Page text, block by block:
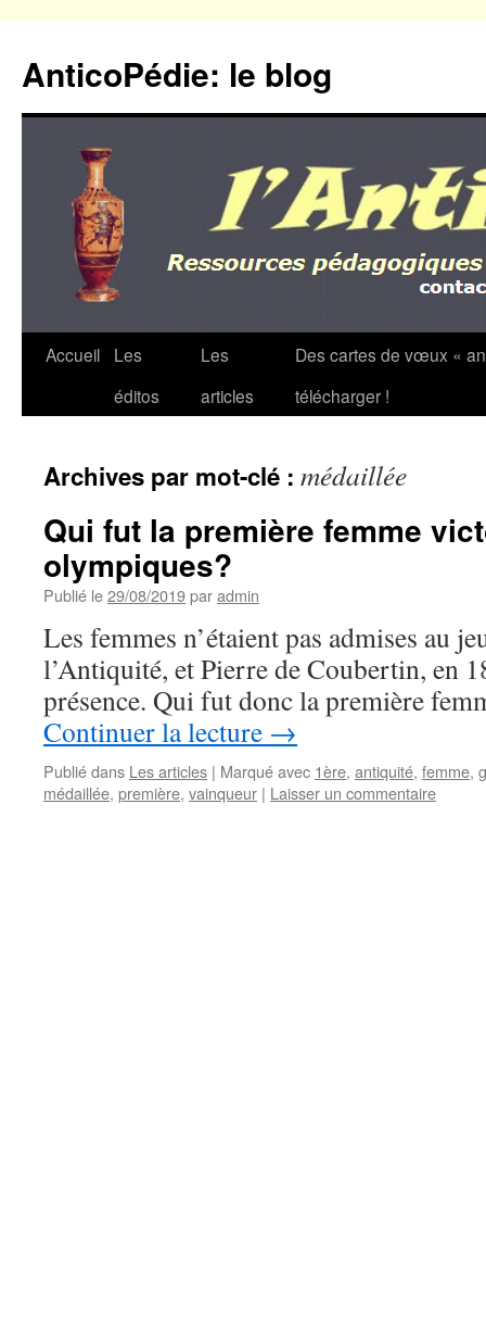
contenu
AnticoPédie: le blog
Accueil
Les
éditos
Les
articles
Des cartes de vœux «
télécharger !
Archives par mot-clé : médaillée
Qui fut la première femme
olympiques?
Publié le29/08/2019paradmin
Les femmes n’étaient pas admises au
l’Antiquité, et Pierre de Coubertin, en
présence. Qui fut donc la première
Continuer la lecture →
Publié dans Les articles | Marqué avec 1ère, antiquité, femme,
médaillée, première, vainqueur | Laisser un commentaire